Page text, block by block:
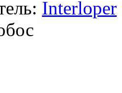
Interloper